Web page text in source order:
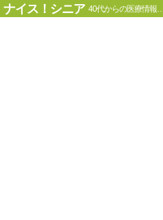
ナイス！シニア 40代からの医療情報